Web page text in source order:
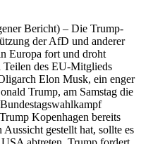
Bericht) – Die Trump-
der AfD und anderer
Europa fort und droht
des EU-Mitglieds
Elon Musk, ein enger
Trump, am Samstag die
Kopenhagen bereits
gestellt hat, sollte es